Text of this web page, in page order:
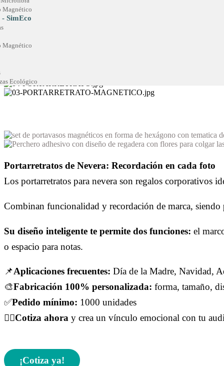
Magnético
SimEco
Magnético
Ecológico
Portarretratos de Nevera: Recordación en cada foto
Los portarretratos para nevera son regalos corporativos
Combinan funcionalidad y recordación de marca, siendo
Su diseño inteligente te permite dos funciones: el
o espacio para notas.
📌Aplicaciones frecuentes: Día de la Madre, Navidad,
🎨Fabricación 100% personalizada: forma, tamaño,
✅Pedido mínimo: 1000 unidades
👉🏻Cotiza ahora y crea un vínculo emocional con tu
¡Cotiza ya!